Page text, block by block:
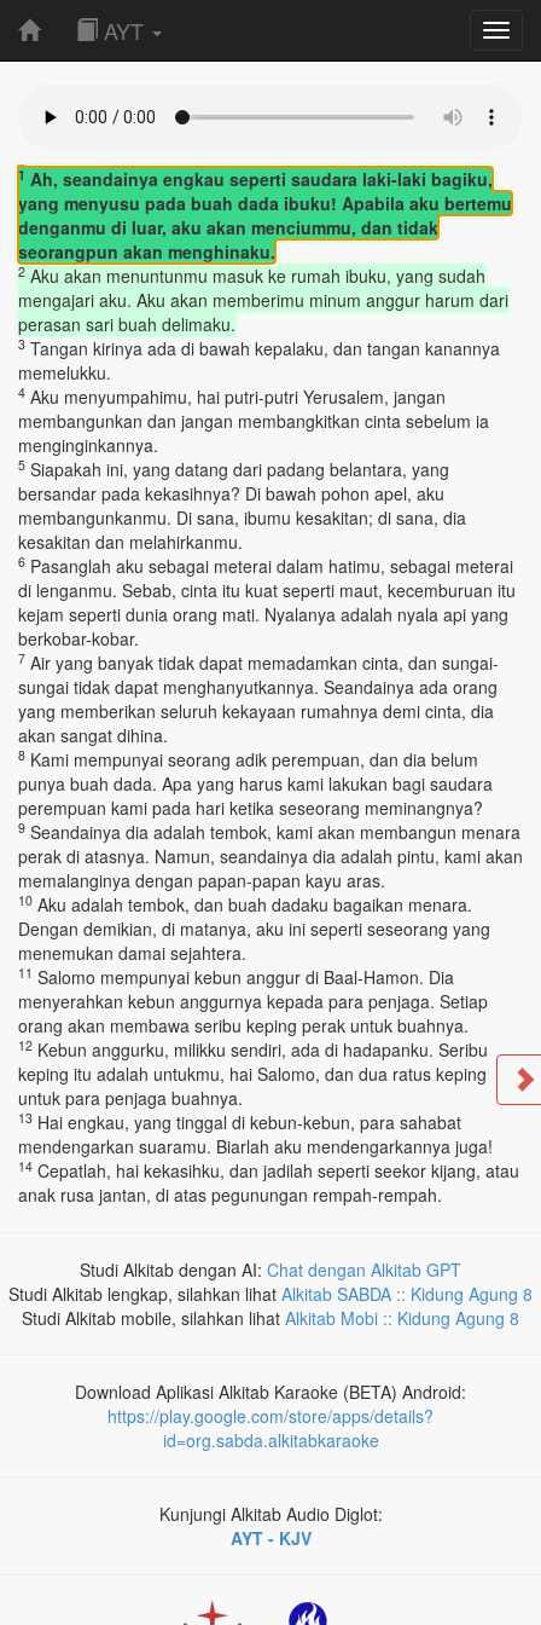
AYT
1 Ah, seandainya engkau seperti saudara laki-laki bagiku,
yang menyusu pada buah dada ibuku! Apabila aku bertemu
denganmu di luar, aku akan menciummu, dan tidak
seorangpun akan menghinaku.
2 Aku akan menuntunmu masuk ke rumah ibuku, yang sudah
mengajari aku. Aku akan memberimu minum anggur harum dari
perasan sari buah delimaku.
3 Tangan kirinya ada di bawah kepalaku, dan tangan kanannya
memelukku.
4 Aku menyumpahimu, hai putri-putri Yerusalem, jangan
membangunkan dan jangan membangkitkan cinta sebelum ia
menginginkannya.
5 Siapakah ini, yang datang dari padang belantara, yang
bersandar pada kekasihnya? Di bawah pohon apel, aku
membangunkanmu. Di sana, ibumu kesakitan; di sana, dia
kesakitan dan melahirkanmu.
6 Pasanglah aku sebagai meterai dalam hatimu, sebagai meterai
di lenganmu. Sebab, cinta itu kuat seperti maut, kecemburuan itu
kejam seperti dunia orang mati. Nyalanya adalah nyala api yang
berkobar-kobar.
7 Air yang banyak tidak dapat memadamkan cinta, dan sungai-
sungai tidak dapat menghanyutkannya. Seandainya ada orang
yang memberikan seluruh kekayaan rumahnya demi cinta, dia
akan sangat dihina.
8 Kami mempunyai seorang adik perempuan, dan dia belum
punya buah dada. Apa yang harus kami lakukan bagi saudara
perempuan kami pada hari ketika seseorang meminangnya?
9 Seandainya dia adalah tembok, kami akan membangun menara
perak di atasnya. Namun, seandainya dia adalah pintu, kami akan
memalanginya dengan papan-papan kayu aras.
10 Aku adalah tembok, dan buah dadaku bagaikan menara.
Dengan demikian, di matanya, aku ini seperti seseorang yang
menemukan damai sejahtera.
11 Salomo mempunyai kebun anggur di Baal-Hamon. Dia
menyerahkan kebun anggurnya kepada para penjaga. Setiap
orang akan membawa seribu keping perak untuk buahnya.
12 Kebun anggurku, milikku sendiri, ada di hadapanku. Seribu
keping itu adalah untukmu, hai Salomo, dan dua ratus keping
untuk para penjaga buahnya.
13 Hai engkau, yang tinggal di kebun-kebun, para sahabat
mendengarkan suaramu. Biarlah aku mendengarkannya juga!
14 Cepatlah, hai kekasihku, dan jadilah seperti seekor kijang, atau
anak rusa jantan, di atas pegunungan rempah-rempah.
Studi Alkitab dengan AI: Chat dengan Alkitab GPT
Studi Alkitab lengkap, silahkan lihat Alkitab SABDA :: Kidung Agung 8
Studi Alkitab mobile, silahkan lihat Alkitab Mobi :: Kidung Agung 8
Download Aplikasi Alkitab Karaoke (BETA) Android:
https://play.google.com/store/apps/details?
id=org.sabda.alkitabkaraoke
Kunjungi Alkitab Audio Diglot:
AYT - KJV